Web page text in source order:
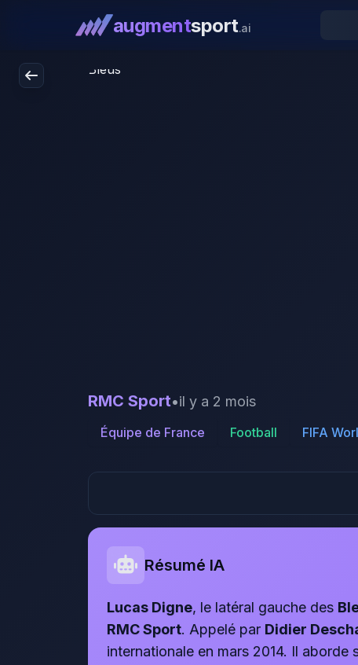
augmentsport.ai
RMC Sport•il y a 2 mois
Équipe de France
Football FIFA
Résumé IA
Lucas Digne, le latéral gauche des
RMC Sport. Appelé par Didier
internationale en mars 2014. Il